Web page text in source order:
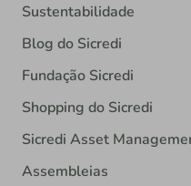
Sustentabilidade
Blog do Sicredi
Fundação Sicredi
Shopping do Sicredi
Sicredi Asset
Assembleias